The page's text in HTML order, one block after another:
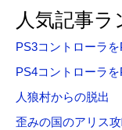
象
:
人気記事
PS3コントローラ
PS4コントローラ
人狼村からの脱出
歪みの国のアリス